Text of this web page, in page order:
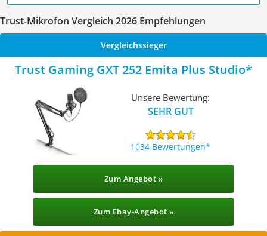
Trust-Mikrofon Vergleich 2026 Empfehlungen
Vergleichssieger
Trust Gaming GXT 252 Emita Plus Studio
Unsere Bewertung:
SEHR GUT
1034 Bewertungen
Zum Angebot »
Zum Ebay-Angebot »